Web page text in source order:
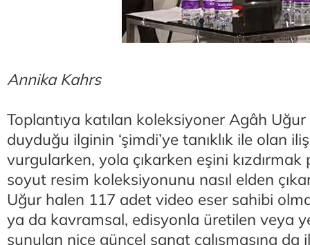
Annika Kahrs
Toplantıya katılan koleksiyoner Agâh
duyduğu ilginin ‘şimdi’ye tanıklık ile olan
vurgularken, yola çıkarken eşini kızdırmak
soyut resim koleksiyonunu nasıl elden
Uğur halen 117 adet video eser sahibi
ya da kavramsal, edisyonla üretilen veya
sunulan nice güncel sanat çalışmasına da